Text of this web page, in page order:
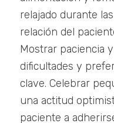
relajado durante
relación del
Mostrar paciencia
dificultades y
clave. Celebrar
una actitud
paciente a